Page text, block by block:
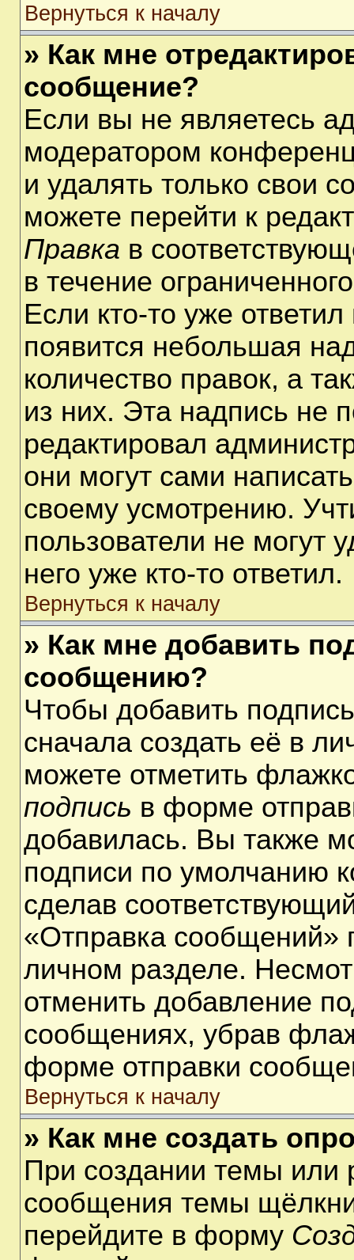
Вернуться к началу
» Как мне
сообщение?
Если вы не являетесь
модератором
и удалять только свои
можете перейти к
Правка в
в течение
Если кто-то уже
появится небольшая
количество правок, а
из них. Эта надпись не
редактировал
они могут сами
своему усмотрению.
пользователи не могут
него уже кто-то ответил.
Вернуться к началу
» Как мне добавить
сообщению?
Чтобы добавить
сначала создать её в
можете отметить
подпись в форме
добавилась. Вы также
подписи по умолчанию
сделав
«Отправка сообщений»
личном разделе.
отменить добавление
сообщениях, убрав
форме отправки
Вернуться к началу
» Как мне создать
При создании темы или
сообщения темы
перейдите в форму